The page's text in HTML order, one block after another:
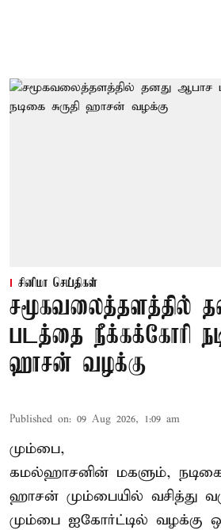
சினிமா செய்திகள்
சமூகவலைத்தளத்தில்
படத்தை நீக்கக்கோரி
ஹாசன் வழக்கு
Published on: 09 Aug 2026, 1:09 am
மும்பை,
கமல்ஹாசனின் மகளும்,
ஹாசன் மும்பையில் வசித்து
மும்பை ஐகோர்ட்டில் வழக்கு